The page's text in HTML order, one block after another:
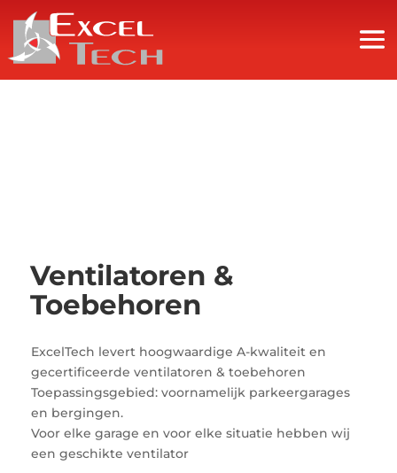
Ventilatoren &
Toebehoren
ExcelTech levert hoogwaardige A-kwaliteit en
gecertificeerde ventilatoren & toebehoren
Toepassingsgebied: voornamelijk parkeergarages
en bergingen.
Voor elke garage en voor elke situatie hebben wij
een geschikte ventilator